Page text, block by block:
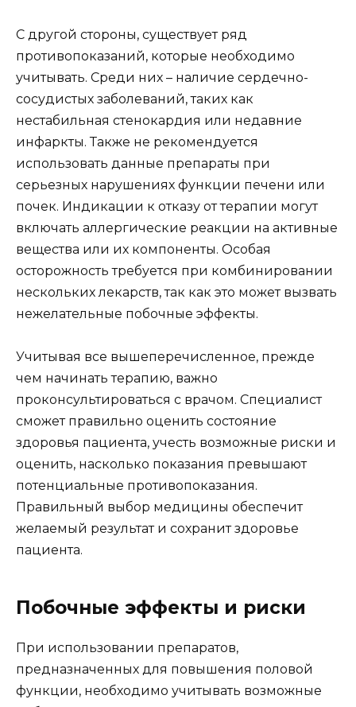
С другой стороны, существует ряд
противопоказаний, которые необходимо
учитывать. Среди них – наличие сердечно-
сосудистых заболеваний, таких как
нестабильная стенокардия или недавние
инфаркты. Также не рекомендуется
использовать данные препараты при
серьезных нарушениях функции печени или
почек. Индикации к отказу от терапии могут
включать аллергические реакции на активные
вещества или их компоненты. Особая
осторожность требуется при комбинировании
нескольких лекарств, так как это может вызвать
нежелательные побочные эффекты.
Учитывая все вышеперечисленное, прежде
чем начинать терапию, важно
проконсультироваться с врачом. Специалист
сможет правильно оценить состояние
здоровья пациента, учесть возможные риски и
оценить, насколько показания превышают
потенциальные противопоказания.
Правильный выбор медицины обеспечит
желаемый результат и сохранит здоровье
пациента.
Побочные эффекты и риски
При использовании препаратов,
предназначенных для повышения половой
функции, необходимо учитывать возможные